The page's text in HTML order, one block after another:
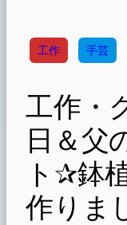
工作 手芸
工作・
日＆父
ト✰鉢
作りま